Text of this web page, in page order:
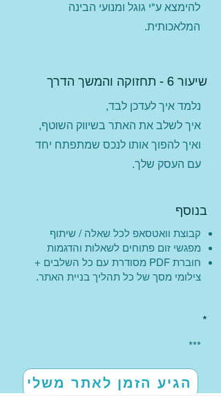
להימצא ע"י גוגל ומנועי הבינה
המלאכותית.
שיעור 6 - תחזוקה והמשך הדרך
נלמד איך לעדכן לבד,
איך לשלב את האתר בשיווק השוטף,
ואיך להפוך אותו לנכס שמתפתח יחד
עם העסק שלך.
בנוסף
קבוצת וואטסאפ לכל שאלה / שיתוף
מפגשי זום פתוחים לשאלות והדגמות
חוברת PDF מסודרת עם כל השלבים +
צילומי מסך של כל תהליך בניית האתר.
*
***
הגיע הזמן לאתר משלי